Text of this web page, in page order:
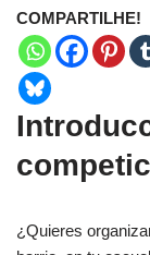
COMPARTILHE!
¿Quieres